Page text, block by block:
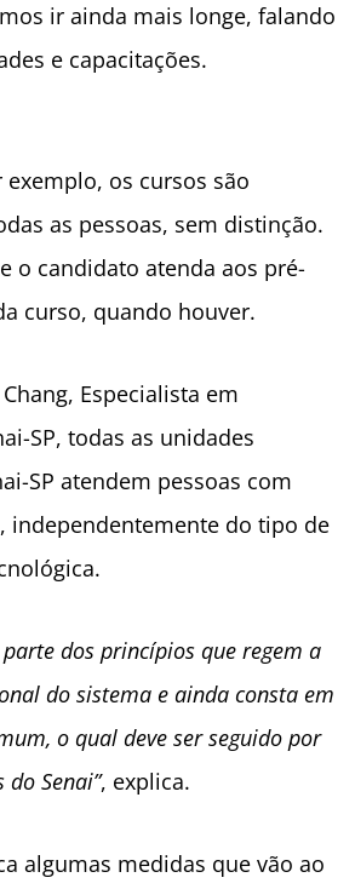
ir ainda mais longe, falando
e capacitações.
exemplo, os cursos são
as pessoas, sem distinção.
o candidato atenda aos pré-
curso, quando houver.
Especialista em
SP, todas as unidades
SP atendem pessoas com
independentemente do tipo de
parte dos princípios que regem a
do sistema e ainda consta em
o qual deve ser seguido por
Senai”, explica.
algumas medidas que vão ao